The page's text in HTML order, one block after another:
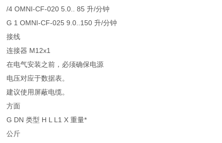
/4 OMNI-CF-020 5.0.. 85 升/分钟
G 1 OMNI-CF-025 9.0..150 升/分钟
接线
连接器 M12x1
在电气安装之前，必须确保电源
电压对应于数据表。
建议使用屏蔽电缆。
方面
G DN 类型 H L L1 X 重量*
公斤